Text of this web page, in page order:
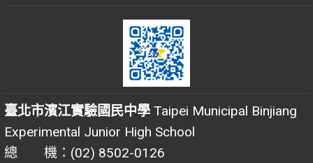
臺北市濱江實驗國民中學 Taipei Municipal Binjiang
Experimental Junior High School
總 機：(02) 8502-0126